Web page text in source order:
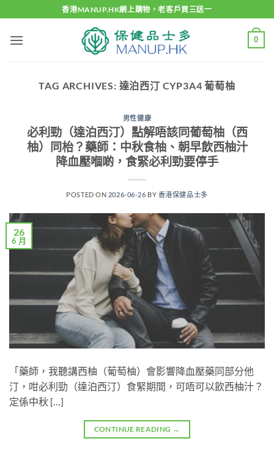
to
content
香港MANUP.HK網上購物，老客戶買三送一
0
TAG ARCHIVES: 達泊西汀 CYP3A4 葡萄柚
男性健康
必利勁（達泊西汀）點解唔該同葡萄柚（西
柚）同枱？藥師：中秋食柚、朝早飲西柚汁
降血壓嗰啲，食緊必利勁要停手
POSTED ON 2026-06-26 BY 香港保健品士多
26
6 月
「藥師，我聽講西柚（葡萄柚）會影響降血壓藥同部分他
汀，咁必利勁（達泊西汀）食緊期間，可唔可以飲西柚汁？
定係中秋 […]
CONTINUE READING →